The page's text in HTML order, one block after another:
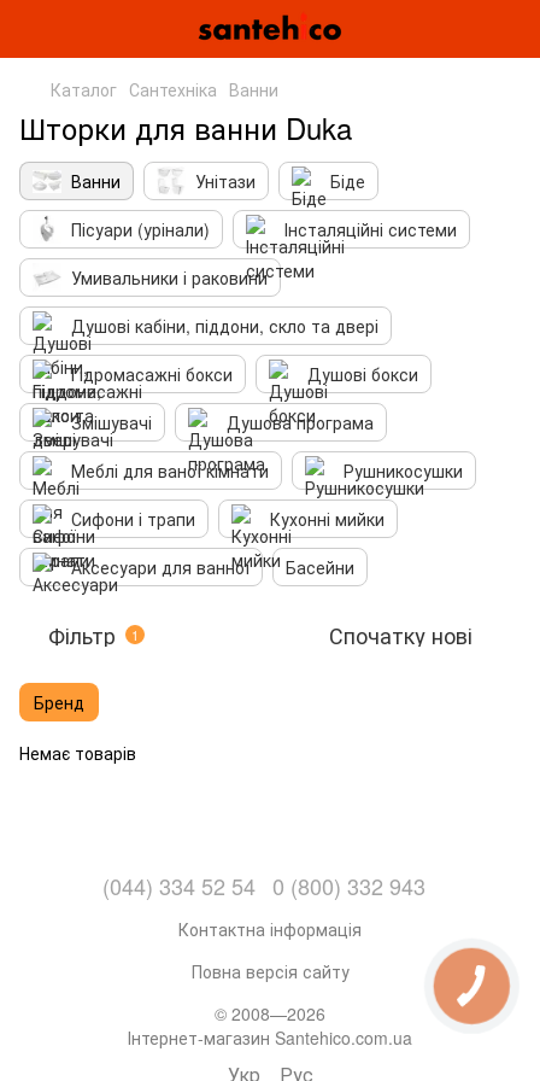
Каталог Сантехніка Ванни
Шторки для ванни Duka
Ванни Унітази
Біде
Пісуари (урінали)
Інсталяційні системи
Умивальники і раковини
Душові кабіни, піддони, скло та двері
Гідромасажні бокси
Душові бокси
Змішувачі
Душова програма
Меблі для ваної кімнати
Рушникосушки
Сифони і трапи
Кухонні мийки
Аксесуари для ванної
Басейни
Фільтр 1 Спочатку нові
Бренд
Немає товарів
(044) 334 52 54 0 (800) 332 943
Контактна інформація
Повна версія сайту
© 2008—2026
Інтернет-магазин Santehico.com.ua
Укр Рус